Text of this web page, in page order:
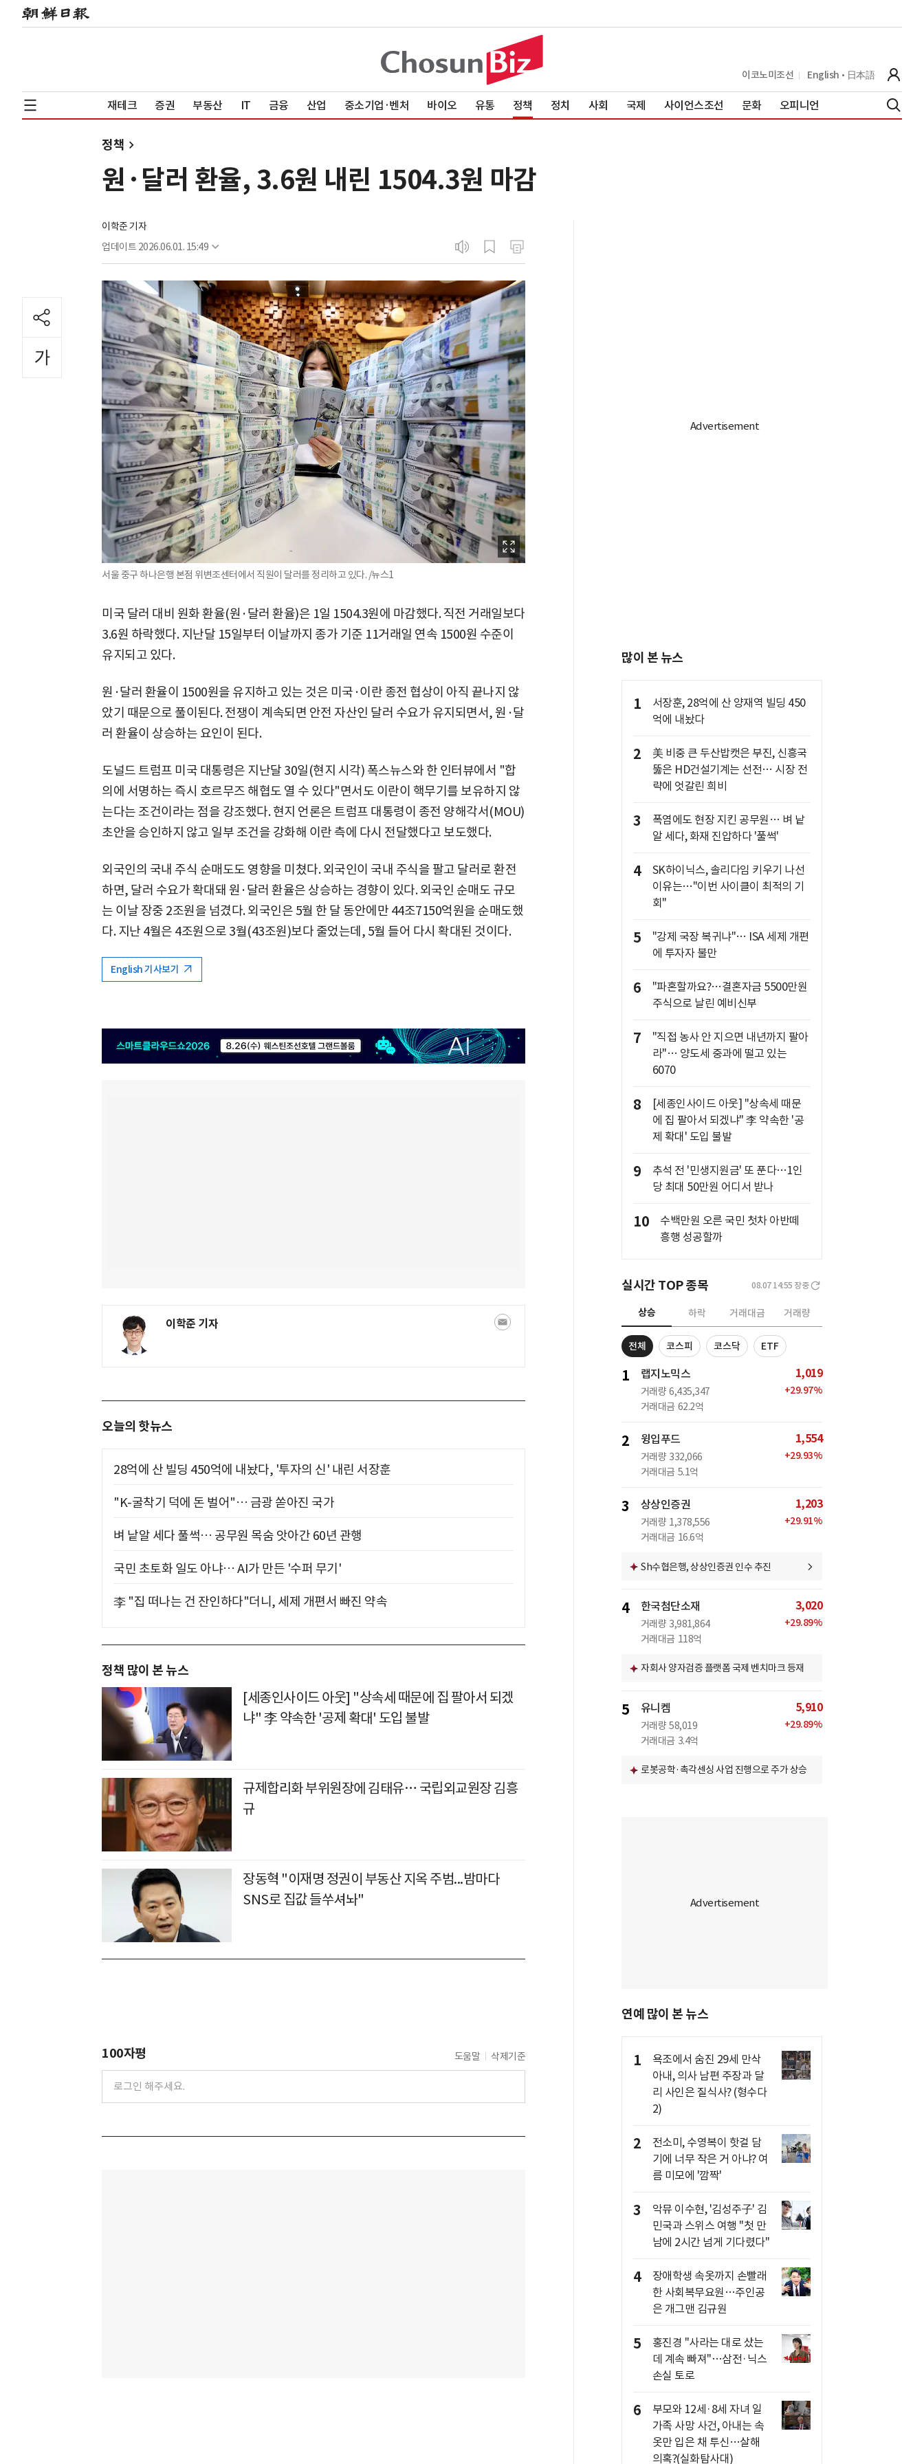
이코노미조선 English 日本語
재테크 증권 부동산 IT 금융 산업 중소기업·벤처 바이오 유통 정책 정치 사회 국제 사이언스조선 문화 오피니언
정책
원·달러 환율, 3.6원 내린 1504.3원 마감
이학준 기자
업데이트 2026.06.01. 15:49
서울 중구 하나은행 본점 위변조센터에서 직원이 달러를 정리하고 있다. /뉴스1
미국 달러 대비 원화 환율(원·달러 환율)은 1일 1504.3원에 마감했다. 직전 거래일보다
3.6원 하락했다. 지난달 15일부터 이날까지 종가 기준 11거래일 연속 1500원 수준이
유지되고 있다.
원·달러 환율이 1500원을 유지하고 있는 것은 미국·이란 종전 협상이 아직 끝나지 않
았기 때문으로 풀이된다. 전쟁이 계속되면 안전 자산인 달러 수요가 유지되면서, 원·달
러 환율이 상승하는 요인이 된다.
도널드 트럼프 미국 대통령은 지난달 30일(현지 시각) 폭스뉴스와 한 인터뷰에서 "합
의에 서명하는 즉시 호르무즈 해협도 열 수 있다"면서도 이란이 핵무기를 보유하지 않
는다는 조건이라는 점을 강조했다. 현지 언론은 트럼프 대통령이 종전 양해각서(MOU)
초안을 승인하지 않고 일부 조건을 강화해 이란 측에 다시 전달했다고 보도했다.
외국인의 국내 주식 순매도도 영향을 미쳤다. 외국인이 국내 주식을 팔고 달러로 환전
하면, 달러 수요가 확대돼 원·달러 환율은 상승하는 경향이 있다. 외국인 순매도 규모
는 이날 장중 2조원을 넘겼다. 외국인은 5월 한 달 동안에만 44조7150억원을 순매도했
다. 지난 4월은 4조원으로 3월(43조원)보다 줄었는데, 5월 들어 다시 확대된 것이다.
English 기사보기
이학준 기자
오늘의 핫뉴스
28억에 산 빌딩 450억에 내놨다, '투자의 신' 내린 서장훈
"K-굴착기 덕에 돈 벌어"… 금광 쏟아진 국가
벼 낱알 세다 풀썩… 공무원 목숨 앗아간 60년 관행
국민 초토화 일도 아냐… AI가 만든 '수퍼 무기'
李 "집 떠나는 건 잔인하다"더니, 세제 개편서 빠진 약속
정책 많이 본 뉴스
[세종인사이드 아웃] "상속세 때문에 집 팔아서 되겠
냐" 李 약속한 '공제 확대' 도입 불발
규제합리화 부위원장에 김태유… 국립외교원장 김흥
규
장동혁 "이재명 정권이 부동산 지옥 주범...밤마다
SNS로 집값 들쑤셔놔"
100자평 도움말 삭제기준
많이 본 뉴스
1
서장훈, 28억에 산 양재역 빌딩 450
억에 내놨다
2
美 비중 큰 두산밥캣은 부진, 신흥국
뚫은 HD건설기계는 선전… 시장 전
략에 엇갈린 희비
3
폭염에도 현장 지킨 공무원… 벼 낱
알 세다, 화재 진압하다 '풀썩'
4
SK하이닉스, 솔리다임 키우기 나선
이유는…"이번 사이클이 최적의 기
회"
5
"강제 국장 복귀냐"… ISA 세제 개편
에 투자자 불만
6
"파혼할까요?…결혼자금 5500만원
주식으로 날린 예비신부
7
"직접 농사 안 지으면 내년까지 팔아
라"… 양도세 중과에 떨고 있는
6070
8
[세종인사이드 아웃] "상속세 때문
에 집 팔아서 되겠냐" 李 약속한 '공
제 확대' 도입 불발
9
추석 전 '민생지원금' 또 푼다…1인
당 최대 50만원 어디서 받나
10
수백만원 오른 국민 첫차 아반떼
흥행 성공할까
실시간 TOP 종목 08.07 14:55 장중
상승 하락 거래대금 거래량
전체 코스피 코스닥 ETF
1 랩지노믹스
거래량 6,435,347
거래대금 62.2억
1,019
+29.97%
2 윙입푸드
거래량 332,066
거래대금 5.1억
1,554
+29.93%
3 상상인증권
거래량 1,378,556
거래대금 16.6억
1,203
+29.91%
Sh수협은행, 상상인증권 인수 추진
4 한국첨단소재
거래량 3,981,864
거래대금 118억
3,020
+29.89%
자회사 양자검증 플랫폼 국제 벤치마크 등재
5 유니켐
거래량 58,019
거래대금 3.4억
5,910
+29.89%
로봇공학·촉각센싱 사업 진행으로 주가 상승
연예 많이 본 뉴스
1
욕조에서 숨진 29세 만삭
아내, 의사 남편 주장과 달
리 사인은 질식사? (형수다
2)
2
전소미, 수영복이 핫걸 담
기에 너무 작은 거 아냐? 여
름 미모에 '깜짝'
3
악뮤 이수현, '김성주子' 김
민국과 스위스 여행 "첫 만
남에 2시간 넘게 기다렸다"
4
장애학생 속옷까지 손빨래
한 사회복무요원…주인공
은 개그맨 김규원
5
홍진경 "사라는 대로 샀는
데 계속 빠져"…삼전·닉스
손실 토로
6
부모와 12세·8세 자녀 일
가족 사망 사건, 아내는 속
옷만 입은 채 투신…살해
의혹?(실화탐사대)